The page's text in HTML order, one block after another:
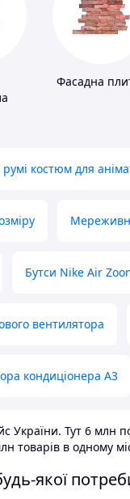
Фасадна
костюм для
Бутси Nike Air
вентилятора
кондиціонера А3
Тут 6 млн
товарів в одному
якої